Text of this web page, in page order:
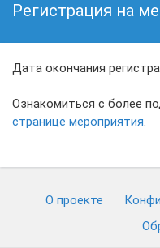
Регистрация на
Дата окончания
Ознакомиться с более
странице мероприятия.
О проекте